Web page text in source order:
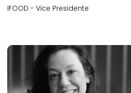
IFOOD - Vice Presidente